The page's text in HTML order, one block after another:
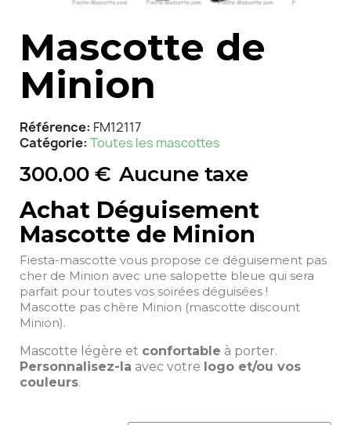
Mascotte de
Minion
Référence FM12117
Catégorie Toutes les mascottes
300,00 € Aucune taxe
Achat Déguisement
Mascotte de Minion
Fiesta-mascotte vous propose ce déguisement pas
cher de Minion avec une salopette bleue qui sera
parfait pour toutes vos soirées déguisées !
Mascotte pas chère Minion (mascotte discount
Minion).
Mascotte légère et confortable à porter.
Personnalisez-la avec votre logo et/ou vos
couleurs.